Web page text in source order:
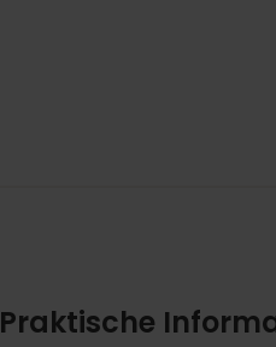
Praktische